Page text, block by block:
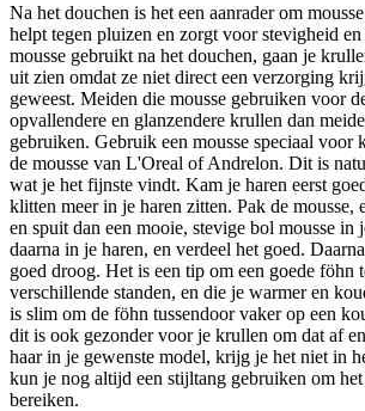
Na het douchen is het een aanrader om
helpt tegen pluizen en zorgt voor stevigheid
mousse gebruikt na het douchen, gaan je
uit zien omdat ze niet direct een verzorging
geweest. Meiden die mousse gebruiken voor
opvallendere en glanzendere krullen dan
gebruiken. Gebruik een mousse speciaal voor
de mousse van L'Oreal of Andrelon. Dit is
wat je het fijnste vindt. Kam je haren eerst
klitten meer in je haren zitten. Pak de mousse,
en spuit dan een mooie, stevige bol mousse in
daarna in je haren, en verdeel het goed.
goed droog. Het is een tip om een goede föhn
verschillende standen, en die je warmer en
is slim om de föhn tussendoor vaker op een
dit is ook gezonder voor je krullen om dat af
haar in je gewenste model, krijg je het niet in
kun je nog altijd een stijltang gebruiken om het
bereiken.